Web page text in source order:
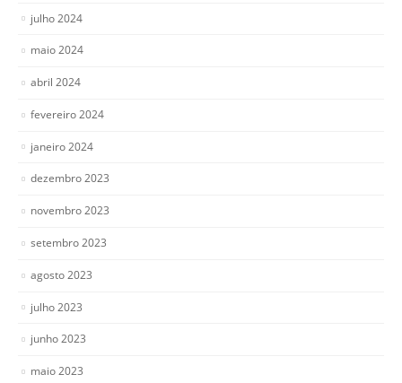
julho 2024
maio 2024
abril 2024
fevereiro 2024
janeiro 2024
dezembro 2023
novembro 2023
setembro 2023
agosto 2023
julho 2023
junho 2023
maio 2023